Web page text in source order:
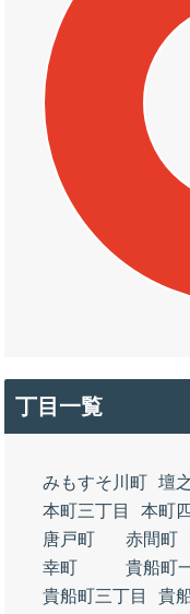
丁目一覧
みもすそ川町 壇
本町三丁目
本町
唐戸町
赤間町
幸町
貴船町
貴船町三丁目
貴